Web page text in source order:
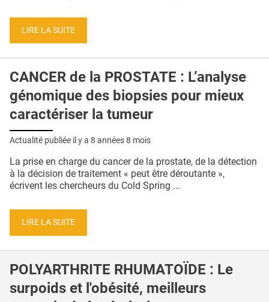
CONDITIONS GÉNÉRALES
CRÉDITS
LIRE LA SUITE
CANCER de la PROSTATE : L’analyse
génomique des biopsies pour mieux
caractériser la tumeur
Actualité publiée il y a 8 années 8 mois
La prise en charge du cancer de la prostate, de la détection
à la décision de traitement « peut être déroutante »,
écrivent les chercheurs du Cold Spring ...
LIRE LA SUITE
POLYARTHRITE RHUMATOÏDE : Le
surpoids et l'obésité, meilleurs